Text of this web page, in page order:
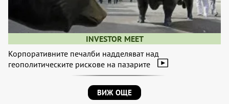
INVESTOR MEET
Корпоративните печалби надделяват над
геополитическите рискове на пазарите
ВИЖ ОЩЕ